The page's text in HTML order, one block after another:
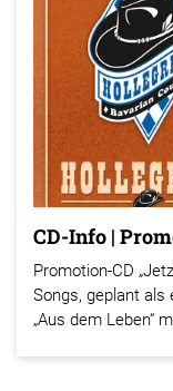
CD-Info |
Promotion-CD
Songs, geplant als
„Aus dem Leben“